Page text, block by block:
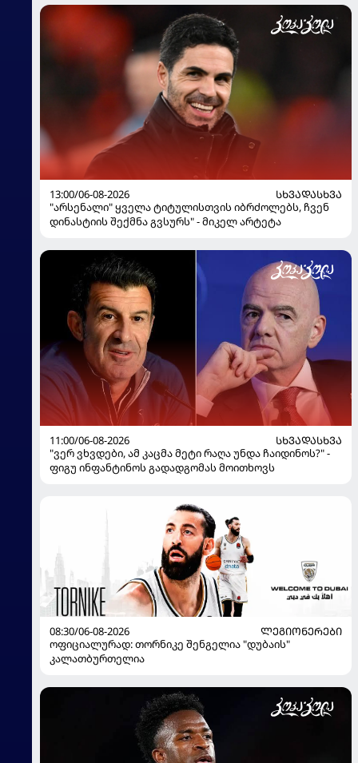
13:00/06-08-2026
ᲡᲮᲕᲐᲓᲐᲡᲮᲕᲐ
"არსენალი" ყველა ტიტულისთვის იბრძოლებს, ჩვენ
დინასტიის შექმნა გვსურს" - მიკელ არტეტა
11:00/06-08-2026
ᲡᲮᲕᲐᲓᲐᲡᲮᲕᲐ
"ვერ ვხვდები, ამ კაცმა მეტი რაღა უნდა ჩაიდინოს?" -
ფიგუ ინფანტინოს გადადგომას მოითხოვს
08:30/06-08-2026
ᲚᲔᲒᲘᲝᲜᲔᲠᲔᲑᲘ
ოფიციალურად: თორნიკე შენგელია "დუბაის"
კალათბურთელია